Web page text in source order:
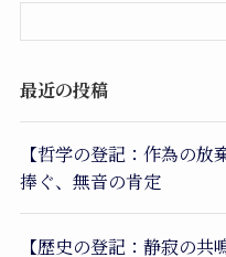
最近の投稿
【哲学の登記：作為の
捧ぐ、無音の肯定
【歴史の登記：静寂の